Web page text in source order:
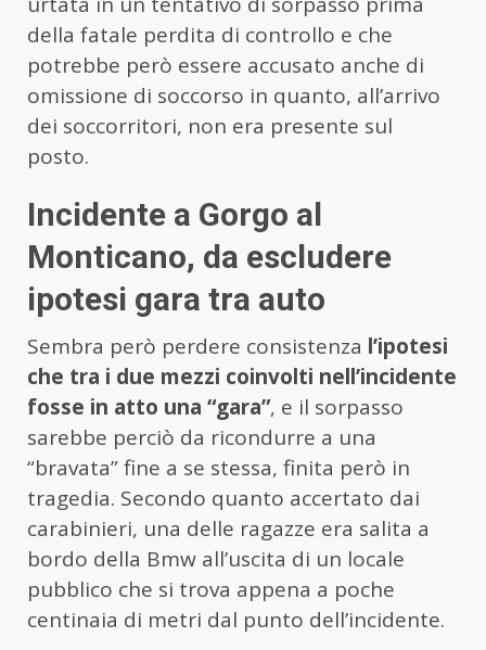
della fatale perdita di controllo e che
potrebbe però essere accusato anche di
omissione di soccorso in quanto, all’arrivo
dei soccorritori, non era presente sul
posto.
Incidente a Gorgo al
Monticano, da escludere
ipotesi gara tra auto
Sembra però perdere consistenza l’ipotesi
che tra i due mezzi coinvolti nell’incidente
fosse in atto una “gara”, e il sorpasso
sarebbe perciò da ricondurre a una
“bravata” fine a se stessa, finita però in
tragedia. Secondo quanto accertato dai
carabinieri, una delle ragazze era salita a
bordo della Bmw all’uscita di un locale
pubblico che si trova appena a poche
centinaia di metri dal punto dell’incidente.